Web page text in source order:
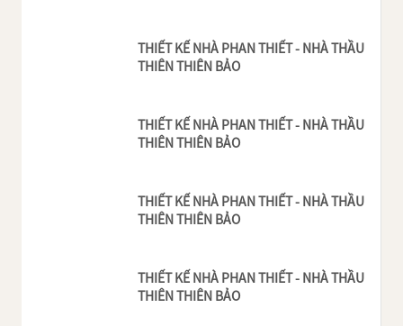
THIẾT KẾ NHÀ PHAN THIẾT - NHÀ THẦU
THIÊN THIÊN BẢO
THIẾT KẾ NHÀ PHAN THIẾT - NHÀ THẦU
THIÊN THIÊN BẢO
THIẾT KẾ NHÀ PHAN THIẾT - NHÀ THẦU
THIÊN THIÊN BẢO
THIẾT KẾ NHÀ PHAN THIẾT - NHÀ THẦU
THIÊN THIÊN BẢO